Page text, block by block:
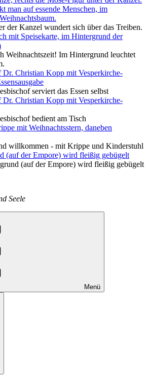
der Kanzel wundert sich über das Treiben.
Weihnachtszeit! Im Hintergrund leuchtet
serviert das Essen selbst
bedient am Tisch
willkommen - mit Krippe und Kinderstuhl
(auf der Empore) wird fleißig gebügelt
Seele
Menü